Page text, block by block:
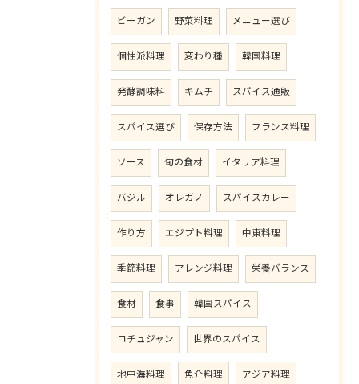
ビーガン 野菜料理 メニュー選び
個性派料理 変わり種 韓国料理
発酵調味料 キムチ スパイス通販
スパイス選び 保存方法 フランス料理
ソース 旬の食材 イタリア料理
バジル オレガノ スパイスカレー
作り方 エジプト料理 中東料理
季節料理 アレンジ料理 栄養バランス
食材 食事 韓国スパイス
コチュジャン 世界のスパイス
地中海料理 魚介料理 アジア料理